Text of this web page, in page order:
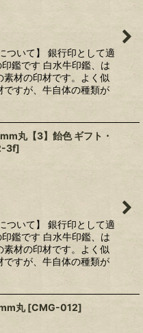
ついて】 銀行印として適
鑑です 白水牛印鑑、は
素材の印材です。よく似
ですが、牛自体の種類が
丸【3】飴色 ギフト・
3f]
ついて】 銀行印として適
鑑です 白水牛印鑑、は
素材の印材です。よく似
ですが、牛自体の種類が
丸 [CMG-012]